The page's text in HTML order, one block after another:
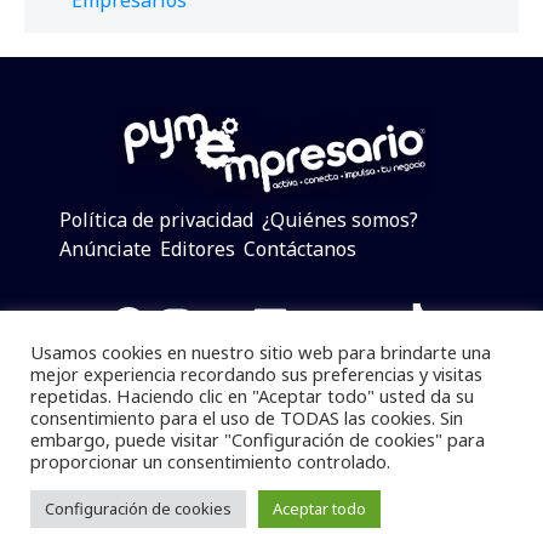
Política de privacidad ¿Quiénes somos?
Anúnciate Editores Contáctanos
Facebook
Instagram
Twitter
LinkedIn
Telegram
YouTube
TikTok
Pymempresario © 2025 Todos los derechos reservados.
Se prohibe el uso de la información total o parcial sin
dar referencia a la fuente.
Desarrollado poryalla ya!
Usamos cookies en nuestro sitio web para brindarte una
mejor experiencia recordando sus preferencias y visitas
repetidas. Haciendo clic en "Aceptar todo" usted da su
consentimiento para el uso de TODAS las cookies. Sin
embargo, puede visitar "Configuración de cookies" para
proporcionar un consentimiento controlado.
Configuración de cookies Aceptar todo